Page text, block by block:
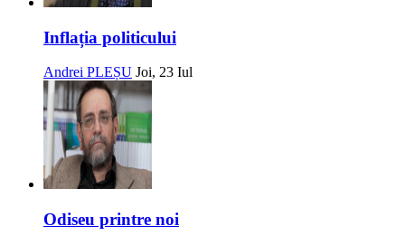
Inflația politicului
Andrei PLEȘU Joi, 23 Iul
Odiseu printre noi